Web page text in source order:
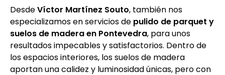
DesdeVíctor Martínez Souto, también nos
especializamos en servicios de pulido de parquet y
suelos de madera en Pontevedra, para unos
resultados impecables y satisfactorios. Dentro de
los espacios interiores, los suelos de madera
aportan una calidez y luminosidad únicas, pero con